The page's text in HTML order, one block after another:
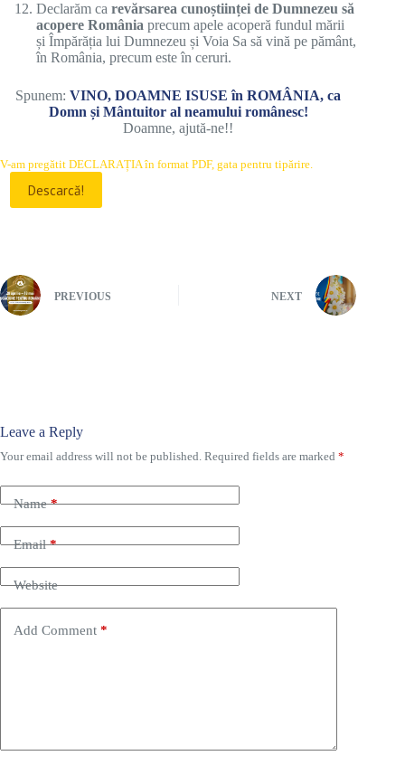
Declarăm ca revărsarea cunoștiinței de Dumnezeu să
acopere România precum apele acoperă fundul mării
și Împărăția lui Dumnezeu și Voia Sa să vină pe pământ,
în România, precum este în ceruri.
Spunem:VINO, DOAMNE ISUSE în ROMÂNIA, ca
Domn și Mântuitor al neamului românesc!
Doamne, ajută-ne!!
V-am pregătit DECLARAȚIA în format PDF, gata pentru tipărire.
Descarcă!
PREVIOUS NEXT
Leave a Reply
Your email address will not be published. Required fields are marked *
Name*
Email*
Website
Add Comment *